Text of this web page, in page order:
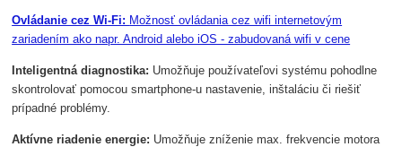
Ovládanie cez Wi-Fi: Možnosť ovládania cez wifi internetovým
zariadením ako napr. Android alebo iOS - zabudovaná wifi v cene
Inteligentná diagnostika: Umožňuje používateľovi systému pohodlne
skontrolovať pomocou smartphone-u nastavenie, inštaláciu či riešiť
prípadné problémy.
Aktívne riadenie energie: Umožňuje zníženie max. frekvencie motora